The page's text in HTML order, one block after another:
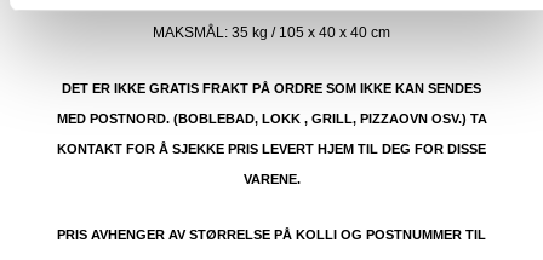
MAKSMÅL: 35 kg / 105 x 40 x 40 cm
DET ER IKKE GRATIS FRAKT PÅ ORDRE SOM IKKE KAN SENDES
MED POSTNORD. (BOBLEBAD, LOKK , GRILL, PIZZAOVN OSV.) TA
KONTAKT FOR Å SJEKKE PRIS LEVERT HJEM TIL DEG FOR DISSE
VARENE.
PRIS AVHENGER AV STØRRELSE PÅ KOLLI OG POSTNUMMER TIL